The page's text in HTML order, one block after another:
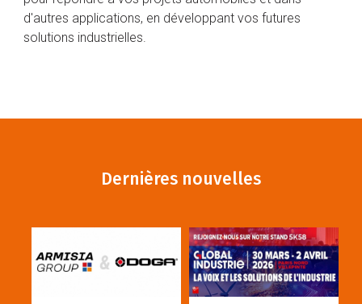
d'autres applications, en développant vos futures
solutions industrielles.
Dernières nouvelles